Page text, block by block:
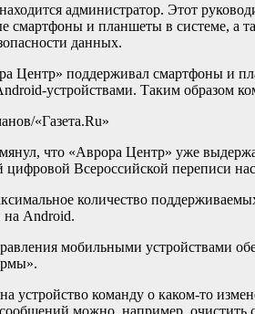
администратор. Этот
смартфоны и планшеты в системе, а
данных.
Центр» поддерживал смартфоны и
устройствами. Таким образом
«Газета.Ru»
что «Аврора Центр» уже
цифровой Всероссийской переписи
количество
на Android.
мобильными устройствами
устройство команду о каком-то
можно, например, очистить